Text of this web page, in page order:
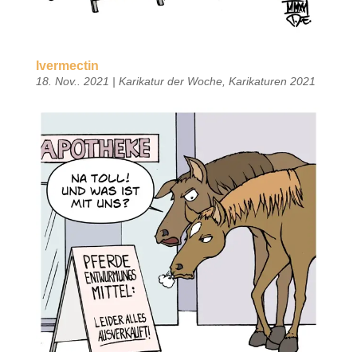
Ivermectin
18. Nov.. 2021 | Karikatur der Woche, Karikaturen 2021